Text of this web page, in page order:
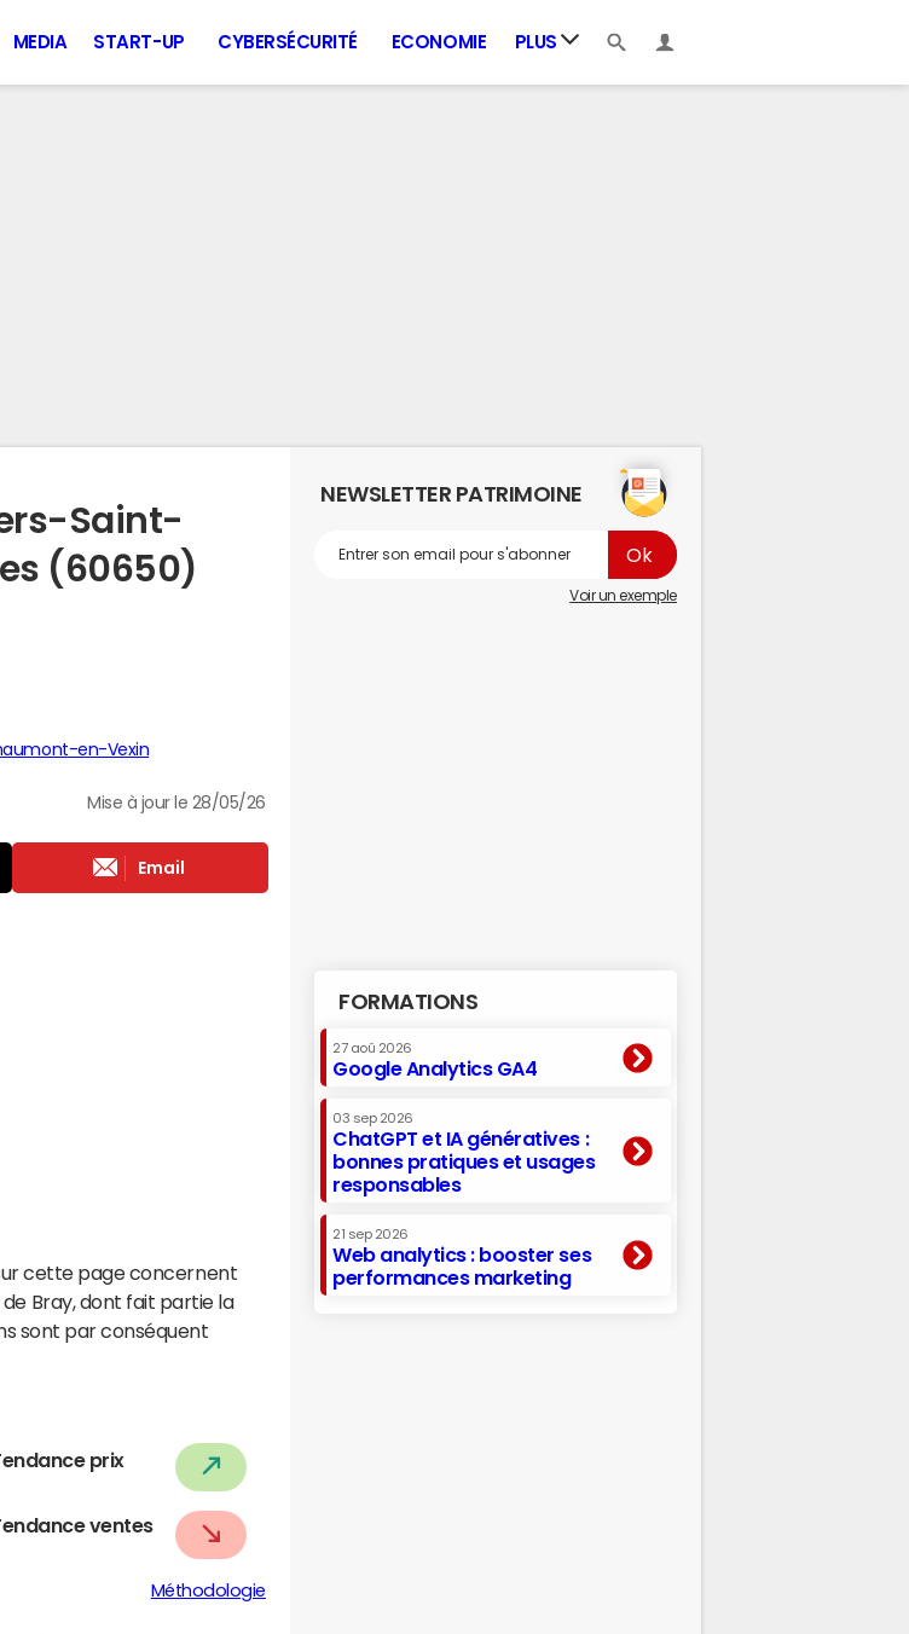
MEDIA START-UP CYBERSÉCURITÉ ECONOMIE PLUS
Saint-
(60650)
en-Vexin
Mise à jour le 28/05/26
Email
cette page concernent
Bray, dont fait partie la
sont par conséquent
prix
ventes
Méthodologie
NEWSLETTER PATRIMOINE
Voir un exemple
FORMATIONS
27 aoû 2026
Google Analytics GA4
03 sep 2026
ChatGPT et IA génératives :
bonnes pratiques et usages
responsables
21 sep 2026
Web analytics : booster ses
performances marketing